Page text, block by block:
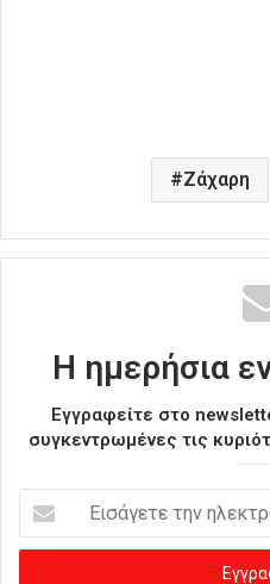
Ζάχαρη
Η ημερήσια
Εγγραφείτε στο
συγκεντρωμένες τις
σ